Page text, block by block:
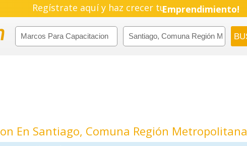
Regístrate aquí y haz crecer tuEmprendimiento!
En Santiago, Comuna Región Metropolitana